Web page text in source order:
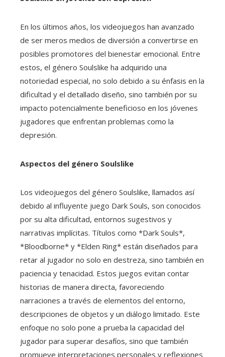
En los últimos años, los videojuegos han avanzado
de ser meros medios de diversión a convertirse en
posibles promotores del bienestar emocional. Entre
estos, el género Soulslike ha adquirido una
notoriedad especial, no solo debido a su énfasis en la
dificultad y el detallado diseño, sino también por su
impacto potencialmente beneficioso en los jóvenes
jugadores que enfrentan problemas como la
depresión.
Aspectos del género Soulslike
Los videojuegos del género Soulslike, llamados así
debido al influyente juego Dark Souls, son conocidos
por su alta dificultad, entornos sugestivos y
narrativas implícitas. Títulos como *Dark Souls*,
*Bloodborne* y *Elden Ring* están diseñados para
retar al jugador no solo en destreza, sino también en
paciencia y tenacidad. Estos juegos evitan contar
historias de manera directa, favoreciendo
narraciones a través de elementos del entorno,
descripciones de objetos y un diálogo limitado. Este
enfoque no solo pone a prueba la capacidad del
jugador para superar desafíos, sino que también
promueve interpretaciones personales y reflexiones